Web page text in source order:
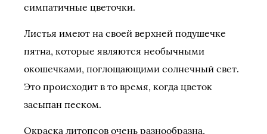
симпатичные цветочки.
Листья имеют на своей верхней подушечке
пятна, которые являются необычными
окошечками, поглощающими солнечный свет.
Это происходит в то время, когда цветок
засыпан песком.
Окраска литопсов очень разнообразна,